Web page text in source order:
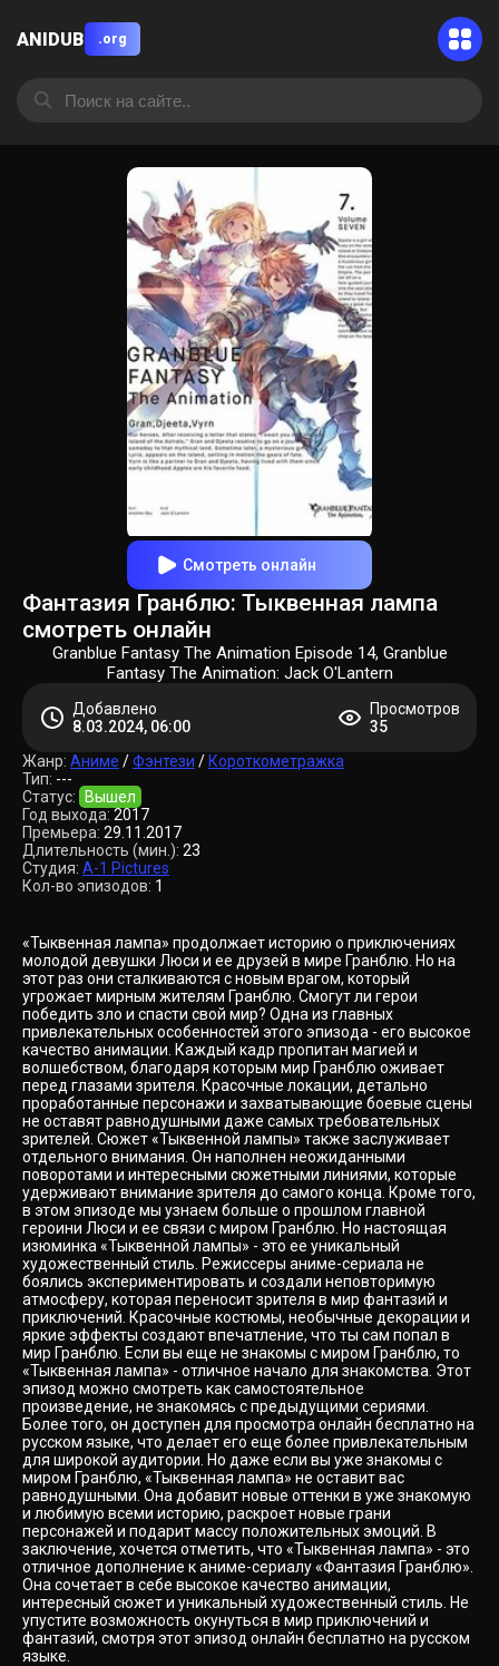
ANIDUB .org
Смотреть онлайн
Фантазия Гранблю: Тыквенная лампа
смотреть онлайн
Granblue Fantasy The Animation Episode 14, Granblue
Fantasy The Animation: Jack O'Lantern
Добавлено
8.03.2024, 06:00
Просмотров
35
Жанр: Аниме /Фэнтези /Короткометражка
Тип: ---
Статус: Вышел
Год выхода:2017
Премьера: 29.11.2017
Длительность (мин.): 23
Студия: A-1 Pictures
Кол-во эпизодов: 1
«Тыквенная лампа» продолжает историю о приключениях
молодой девушки Люси и ее друзей в мире Гранблю. Но на
этот раз они сталкиваются с новым врагом, который
угрожает мирным жителям Гранблю. Смогут ли герои
победить зло и спасти свой мир? Одна из главных
привлекательных особенностей этого эпизода - его высокое
качество анимации. Каждый кадр пропитан магией и
волшебством, благодаря которым мир Гранблю оживает
перед глазами зрителя. Красочные локации, детально
проработанные персонажи и захватывающие боевые сцены
не оставят равнодушными даже самых требовательных
зрителей. Сюжет «Тыквенной лампы» также заслуживает
отдельного внимания. Он наполнен неожиданными
поворотами и интересными сюжетными линиями, которые
удерживают внимание зрителя до самого конца. Кроме того,
в этом эпизоде мы узнаем больше о прошлом главной
героини Люси и ее связи с миром Гранблю. Но настоящая
изюминка «Тыквенной лампы» - это ее уникальный
художественный стиль. Режиссеры аниме-сериала не
боялись экспериментировать и создали неповторимую
атмосферу, которая переносит зрителя в мир фантазий и
приключений. Красочные костюмы, необычные декорации и
яркие эффекты создают впечатление, что ты сам попал в
мир Гранблю. Если вы еще не знакомы с миром Гранблю, то
«Тыквенная лампа» - отличное начало для знакомства. Этот
эпизод можно смотреть как самостоятельное
произведение, не знакомясь с предыдущими сериями.
Более того, он доступен для просмотра онлайн бесплатно на
русском языке, что делает его еще более привлекательным
для широкой аудитории. Но даже если вы уже знакомы с
миром Гранблю, «Тыквенная лампа» не оставит вас
равнодушными. Она добавит новые оттенки в уже знакомую
и любимую всеми историю, раскроет новые грани
персонажей и подарит массу положительных эмоций. В
заключение, хочется отметить, что «Тыквенная лампа» - это
отличное дополнение к аниме-сериалу «Фантазия Гранблю».
Она сочетает в себе высокое качество анимации,
интересный сюжет и уникальный художественный стиль. Не
упустите возможность окунуться в мир приключений и
фантазий, смотря этот эпизод онлайн бесплатно на русском
языке.